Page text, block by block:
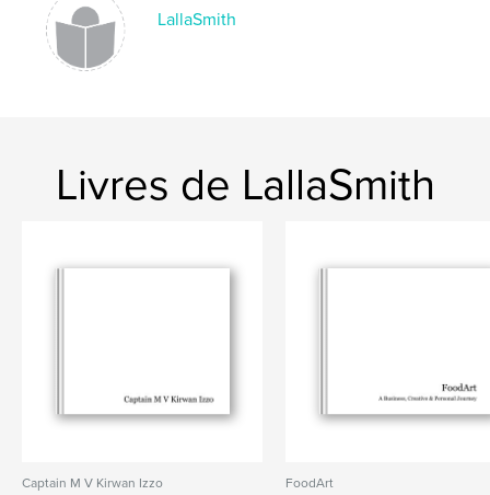
LallaSmith
Livres de LallaSmith
Captain M V Kirwan Izzo
FoodArt